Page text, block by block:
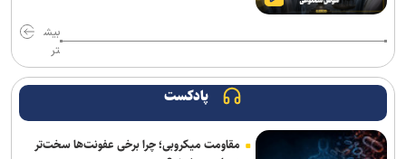
بایت‌دنس آموزش مدل هوش مصنوعی ۱۰ تریلیون پارامتری را کلید زد
خبرنگاران با روایت دقیق، جامعه را با دولت هوشمند همراه می‌کنند
با پیشرفت فناوری، درمان‌ها دیگر برای همه یکسان نیستند
بیش
تر
پادکست
مقاومت میکروبی؛ چرا برخی عفونت‌ها سخت‌تر